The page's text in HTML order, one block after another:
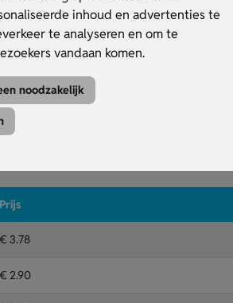
inhoud en advertenties te
te analyseren en om te
vandaan komen.
noodzakelijk
Prijs
€ 3.78
€ 2.90